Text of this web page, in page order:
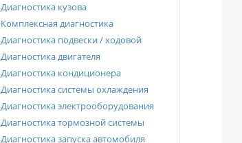
Диагностика кузова
Комплексная диагностика
Диагностика подвески / ходовой
Диагностика двигателя
Диагностика кондиционера
Диагностика системы охлаждения
Диагностика электрооборудования
Диагностика тормозной системы
Диагностика запуска автомобиля